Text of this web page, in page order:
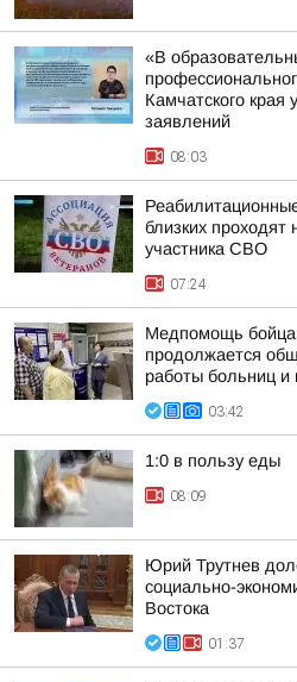
«В
Камчатского края
заявлений
08:03
близких проходят
участника СВО
07:24
Медпомощь
продолжается
работы больниц и
03:42
1:0 в пользу еды
08:09
Юрий Трутнев
социально-
Востока
01:37